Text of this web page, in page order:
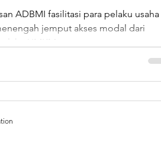
Dari Perbankan
ADBMI fasilitasi para pelaku usaha
jemput akses modal dari
UMKM...